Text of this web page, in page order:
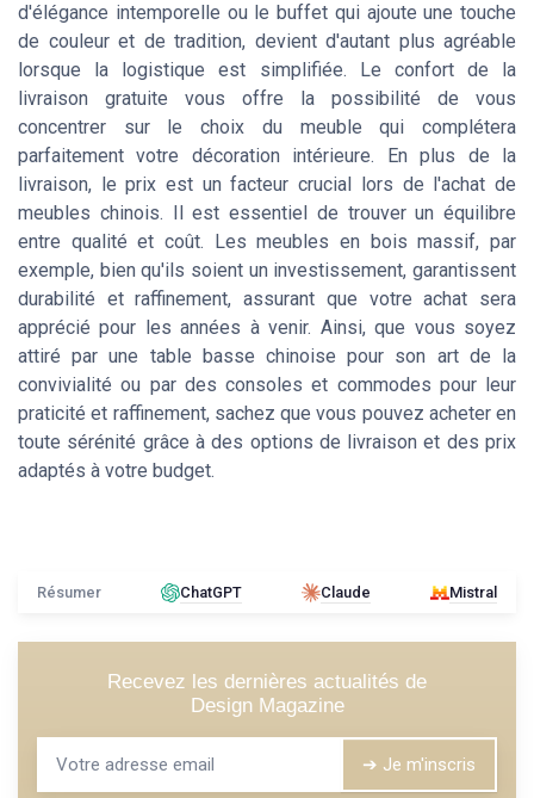
d'élégance intemporelle ou le buffet qui ajoute une touche
de couleur et de tradition, devient d'autant plus agréable
lorsque la logistique est simplifiée. Le confort de la
livraison gratuite vous offre la possibilité de vous
concentrer sur le choix du meuble qui complétera
parfaitement votre décoration intérieure. En plus de la
livraison, le prix est un facteur crucial lors de l'achat de
meubles chinois. Il est essentiel de trouver un équilibre
entre qualité et coût. Les meubles en bois massif, par
exemple, bien qu'ils soient un investissement, garantissent
durabilité et raffinement, assurant que votre achat sera
apprécié pour les années à venir. Ainsi, que vous soyez
attiré par une table basse chinoise pour son art de la
convivialité ou par des consoles et commodes pour leur
praticité et raffinement, sachez que vous pouvez acheter en
toute sérénité grâce à des options de livraison et des prix
adaptés à votre budget.
Résumer ChatGPT Claude Mistral
Recevez les dernières actualités de
Design Magazine
➔ Je m'inscris